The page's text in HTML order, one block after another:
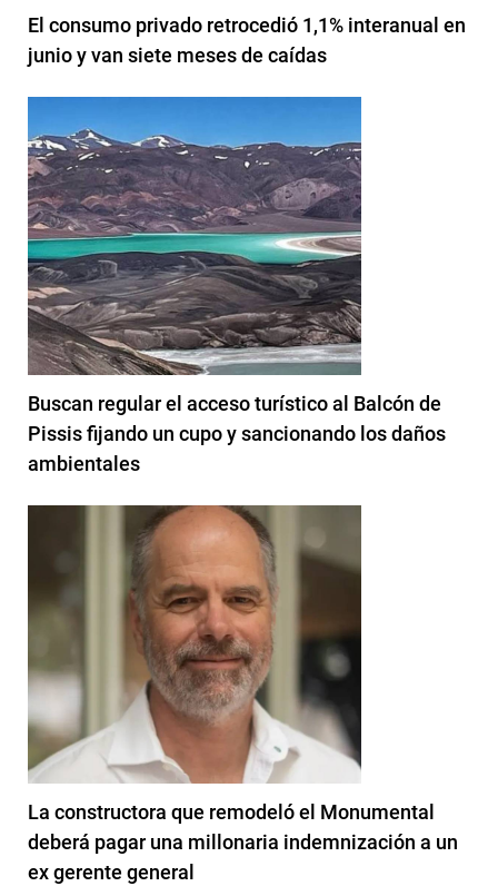
El consumo privado retrocedió 1,1% interanual en
junio y van siete meses de caídas
Buscan regular el acceso turístico al Balcón de
Pissis fijando un cupo y sancionando los daños
ambientales
La constructora que remodeló el Monumental
deberá pagar una millonaria indemnización a un
ex gerente general